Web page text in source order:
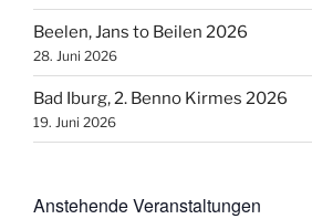
Beelen, Jans to Beilen 2026
28. Juni 2026
Bad Iburg, 2. Benno Kirmes 2026
19. Juni 2026
Anstehende Veranstaltungen